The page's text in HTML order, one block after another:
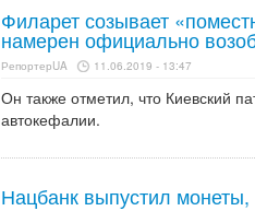
Филарет созывает
намерен официально
РепортерUA 11.06.2019 - 13:47
Он также отметил, что Киевский
автокефалии.
Нацбанк выпустил